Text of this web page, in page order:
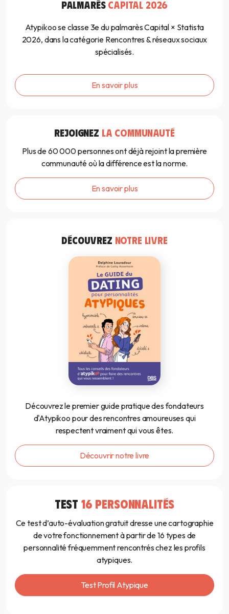
PALMARÈS CAPITAL 2026
Atypikoo se classe 3e du palmarès Capital × Statista
2026, dans la catégorie Rencontres & réseaux sociaux
spécialisés.
En savoir plus
REJOIGNEZ LA COMMUNAUTÉ
Plus de 60 000 personnes ont déjà rejoint la première
communauté où la différence est la norme.
En savoir plus
DÉCOUVREZ NOTRE LIVRE
Découvrez le premier guide pratique des fondateurs
d'Atypikoo pour des rencontres amoureuses qui
respectent vraiment qui vous êtes.
Découvrir notre livre
TEST 16 PERSONNALITÉS
Ce test d’auto-évaluation gratuit dresse une cartographie
de votre fonctionnement à partir de 16 types de
personnalité fréquemment rencontrés chez les profils
atypiques.
Test Profil Atypique